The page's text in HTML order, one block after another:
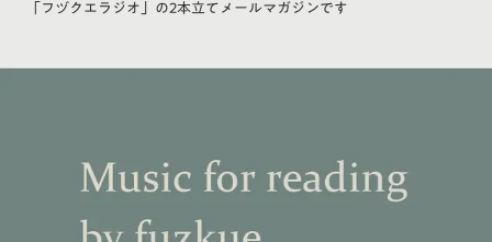
「フヅクエラジオ」の2本立てメールマガジンです